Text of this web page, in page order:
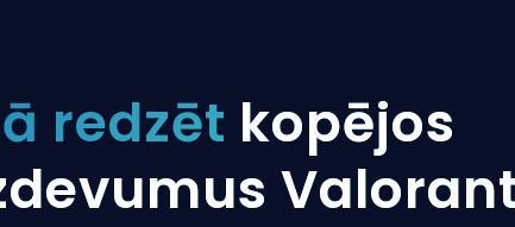
redzēt kopējos